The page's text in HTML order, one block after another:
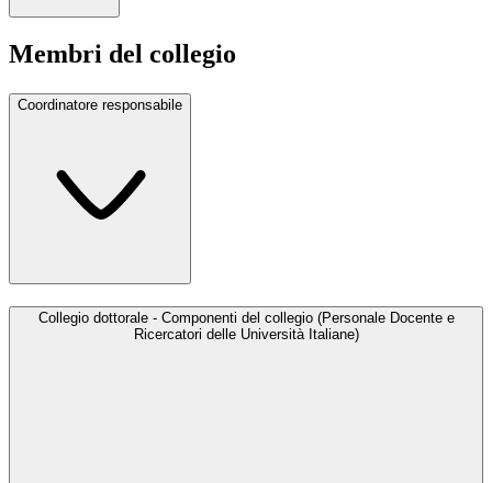
Membri del collegio
Coordinatore responsabile
Collegio dottorale - Componenti del collegio (Personale Docente e
Ricercatori delle Università Italiane)